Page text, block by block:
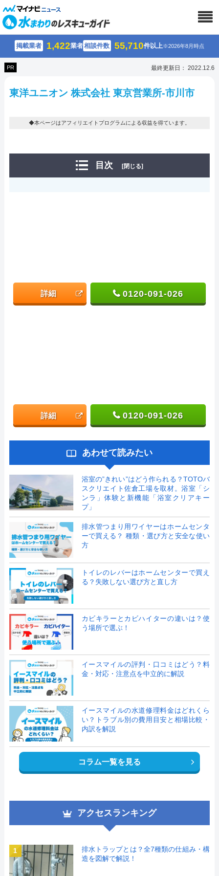
掲載業者 1,422業者相談件数 55,710件以上※2026年8月時点
PR 最終更新日： 2022.12.6
東洋ユニオン 株式会社 東京営業所-市川市
◆本ページはアフィリエイトプログラムによる収益を得ています。
目次 [閉じる]
詳細 0120-091-026
詳細 0120-091-026
あわせて読みたい
浴室の”きれい”はどう作られる？TOTOバ
スクリエイト佐倉工場を取材。浴室「シ
ンラ」体験と新機能「浴室クリアキー
プ」
排水管つまり用ワイヤーはホームセンタ
ーで買える？ 種類・選び方と安全な使い
方
トイレのレバーはホームセンターで買え
る？失敗しない選び方と直し方
カビキラーとカビハイターの違いは？使
う場所で選ぶ！
イースマイルの評判・口コミはどう？料
金・対応・注意点を中立的に解説
イースマイルの水道修理料金はどれくら
い？トラブル別の費用目安と相場比較・
内訳を解説
コラム一覧を見る
アクセスランキング
1
排水トラップとは？全7種類の仕組み・構
造を図解で解説！